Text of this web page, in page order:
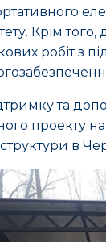
Крім
робіт з
та
проекту на
в